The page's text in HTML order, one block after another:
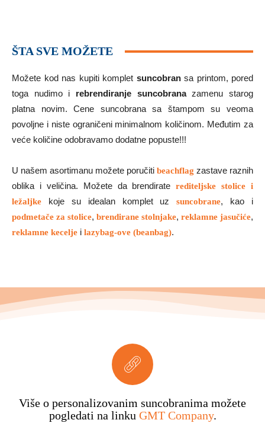
ŠTA SVE MOŽETE
Možete kod nas kupiti komplet suncobransa printom, pored
toga nudimo i rebrendiranje suncobranazamenu starog
platna novim. Cene suncobrana sa štampom su veoma
povoljne i niste ograničeni minimalnom količinom. Međutim za
veće količine odobravamo dodatne popuste!!!
U našem asortimanu možete poručiti beachflag zastave raznih
oblika i veličina. Možete da brendiraterediteljske stolice i
ležaljke koje su idealan komplet uzsuncobrane, kao i
podmetače za stolice, brendirane stolnjake, reklamne jasučiće,
reklamne kecelje i lazybag-ove (beanbag).
Više o personalizovanim suncobranima možete
pogledati na linku GMT Company.